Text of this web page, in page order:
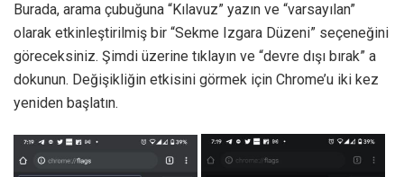
Burada, arama çubuğuna “Kılavuz” yazın ve “varsayılan”
olarak etkinleştirilmiş bir “Sekme Izgara Düzeni” seçeneğini
göreceksiniz. Şimdi üzerine tıklayın ve “devre dışı bırak” a
dokunun. Değişikliğin etkisini görmek için Chrome’u iki kez
yeniden başlatın.